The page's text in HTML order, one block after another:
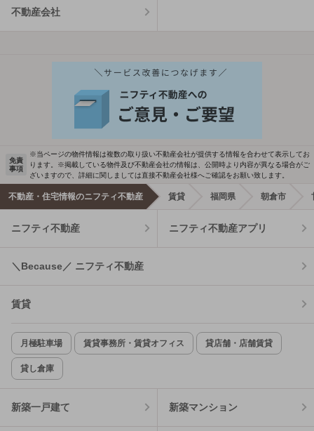
不動産会社
免責
事項
※当ページの物件情報は複数の取り扱い不動産会社が提供する情報を合わせて表示してお
ります。※掲載している物件及び不動産会社の情報は、公開時より内容が異なる場合がご
ざいますので、詳細に関しましては直接不動産会社様へご確認をお願い致します。
不動産・住宅情報のニフティ不動産 賃貸 福岡県 朝倉市
ニフティ不動産 ニフティ不動産アプリ
＼Because／ ニフティ不動産
賃貸
月極駐車場 賃貸事務所・賃貸オフィス 貸店舗・店舗賃貸
貸し倉庫
新築一戸建て 新築マンション